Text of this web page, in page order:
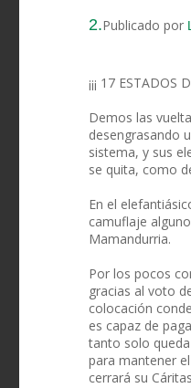
2.Publicado por
¡¡¡ 17 ESTADOS
Demos las
desengrasando
sistema, y sus
se quita, como
En el
camuflaje
Mamandurria.
Por los pocos
gracias al voto
colocación
es capaz de
tanto solo
para mantener
cerrará su